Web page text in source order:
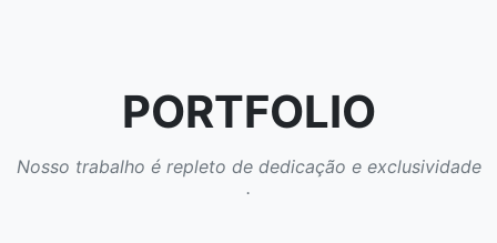
PORTFOLIO
Nosso trabalho é repleto de dedicação e exclusividade
.